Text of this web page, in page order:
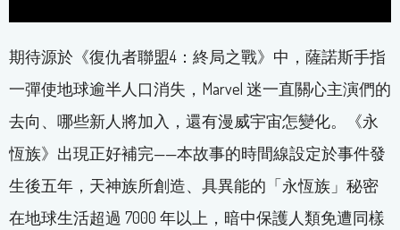
期待源於《復仇者聯盟4：終局之戰》中，薩諾斯手指
一彈使地球逾半人口消失，Marvel 迷一直關心主演們的
去向、哪些新人將加入，還有漫威宇宙怎變化。《永
恆族》出現正好補完——本故事的時間線設定於事件發
生後五年，天神族所創造、具異能的「永恆族」秘密
在地球生活超過 7000 年以上，暗中保護人類免遭同樣